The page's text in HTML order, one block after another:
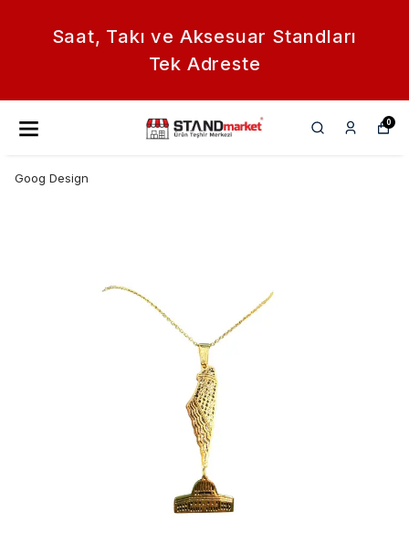
Saat, Takı ve Aksesuar Standları
Tek Adreste
0
Goog Design